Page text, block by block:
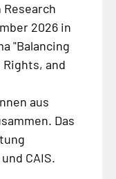
2026 in
"Balancing
and
aus
Das
CAIS.